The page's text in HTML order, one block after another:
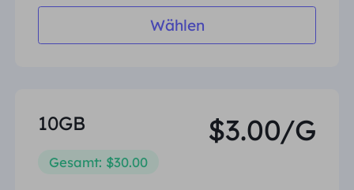
Weitere Integrationen
Português
Wählen
10GB
Gesamt: $30.00
$3.00/G